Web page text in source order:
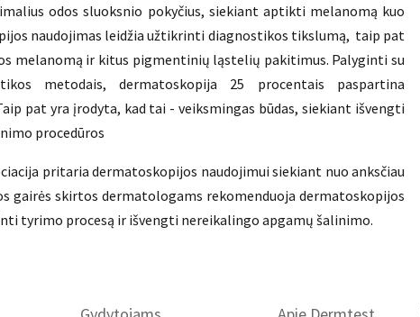
odos sluoksnio pokyčius, siekiant aptikti melanomą kuo
naudojimas leidžia užtikrinti diagnostikos tikslumą, taip pat
melanomą ir kitus pigmentinių ląstelių pakitimus. Palyginti su
metodais, dermatoskopija 25 procentais paspartina
pat yra įrodyta, kad tai - veiksmingas būdas, siekiant išvengti
procedūros
pritaria dermatoskopijos naudojimui siekiant nuo anksčiau
gairės skirtos dermatologams rekomenduoja dermatoskopijos
tyrimo procesą ir išvengti nereikalingo apgamų šalinimo.